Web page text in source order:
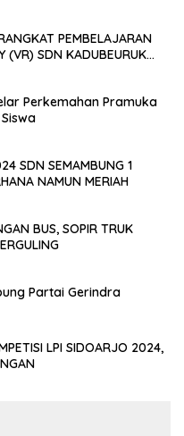
PEMBELAJARAN
(VR) SDN KADUBEURUK
Perkemahan Pramuka
SDN SEMAMBUNG 1
NAMUN MERIAH
BUS, SOPIR TRUK
Partai Gerindra
LPI SIDOARJO 2024,